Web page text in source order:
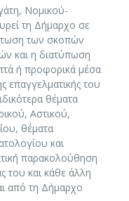
Νομικού-
τη Δήμαρχο σε
των σκοπών
και η διατύπωση
ή προφορικά μέσα
του
θέματα
Αστικού,
θέματα
και
παρακολούθηση
του και κάθε άλλη
από τη Δήμαρχο